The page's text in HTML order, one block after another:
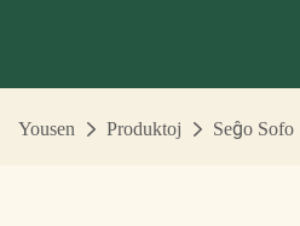
Yousen Produktoj Seĝo Sofo